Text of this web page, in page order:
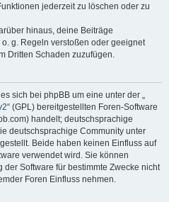
jederzeit zu löschen oder zu
hinaus, deine Beiträge
g. Regeln verstoßen oder geeignet
Dritten Schaden zuzufügen.
sich bei phpBB um eine unter der „
“ (GPL) bereitgestellten Foren-Software
handelt; deutschsprachige
deutschsprachige Community unter
Beide haben keinen Einfluss auf
verwendet wird. Sie können
Software für bestimmte Zwecke nicht
Foren Einfluss nehmen.